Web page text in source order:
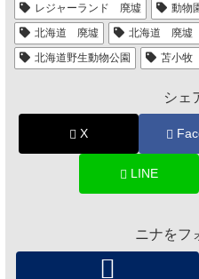
レジャーランド 廃墟
動物
北海道 廃墟
北海道 廃墟
北海道野生動物公園
苫小
シェ
X
LINE
ニナをフ